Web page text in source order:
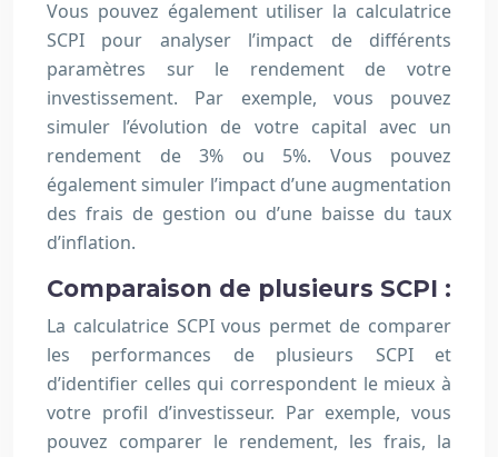
Vous pouvez également utiliser la calculatrice
SCPI pour analyser l’impact de différents
paramètres sur le rendement de votre
investissement. Par exemple, vous pouvez
simuler l’évolution de votre capital avec un
rendement de 3% ou 5%. Vous pouvez
également simuler l’impact d’une augmentation
des frais de gestion ou d’une baisse du taux
d’inflation.
Comparaison de plusieurs SCPI :
La calculatrice SCPI vous permet de comparer
les performances de plusieurs SCPI et
d’identifier celles qui correspondent le mieux à
votre profil d’investisseur. Par exemple, vous
pouvez comparer le rendement, les frais, la